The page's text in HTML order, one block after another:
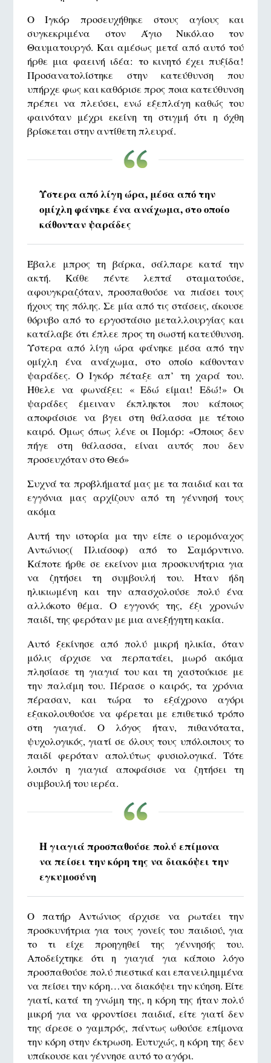
Ο Ιγκόρ προσευχήθηκε στους αγίους και
συγκεκριμένα στον Άγιο Νικόλαο τον
Θαυματουργό. Και αμέσως μετά από αυτό τού
ήρθε μια φαεινή ιδέα: το κινητό έχει πυξίδα!
Προσανατολίστηκε στην κατεύθυνση που
υπήρχε φως και καθόρισε προς ποια κατεύθυνση
πρέπει να πλεύσει, ενώ εξεπλάγη καθώς του
φαινόταν μέχρι εκείνη τη στιγμή ότι η όχθη
βρίσκεται στην αντίθετη πλευρά.
Ύστερα από λίγη ώρα, μέσα από την
ομίχλη φάνηκε ένα ανάχωμα, στο οποίο
κάθονταν ψαράδες
Έβαλε μπρος τη βάρκα, σάλπαρε κατά την
ακτή. Κάθε πέντε λεπτά σταματούσε,
αφουγκραζόταν, προσπαθούσε να πιάσει τους
ήχους της πόλης. Σε μία από τις στάσεις, άκουσε
θόρυβο από το εργοστάσιο μεταλλουργίας και
κατάλαβε ότι έπλεε προς τη σωστή κατεύθυνση.
Ύστερα από λίγη ώρα φάνηκε μέσα από την
ομίχλη ένα ανάχωμα, στο οποίο κάθονταν
ψαράδες. Ο Ιγκόρ πέταξε απ’ τη χαρά του.
Ήθελε να φωνάξει: « Εδώ είμαι! Εδώ!» Οι
ψαράδες έμειναν έκπληκτοι που κάποιος
αποφάσισε να βγει στη θάλασσα με τέτοιο
καιρό. Όμως όπως λένε οι Πομόρ: «Όποιος δεν
πήγε στη θάλασσα, είναι αυτός που δεν
προσευχόταν στο Θεό»
Συχνά τα προβλήματά μας με τα παιδιά και τα
εγγόνια μας αρχίζουν από τη γέννησή τους
ακόμα
Αυτή την ιστορία μα την είπε ο ιερομόναχος
Αντώνιος( Πλιάσοφ) από το Σαμόρντινο.
Κάποτε ήρθε σε εκείνον μια προσκυνήτρια για
να ζητήσει τη συμβουλή του. Ήταν ήδη
ηλικιωμένη και την απασχολούσε πολύ ένα
αλλόκοτο θέμα. Ο εγγονός της, έξι χρονών
παιδί, της φερόταν με μια ανεξήγητη κακία.
Αυτό ξεκίνησε από πολύ μικρή ηλικία, όταν
μόλις άρχισε να περπατάει, μωρό ακόμα
πλησίασε τη γιαγιά του και τη χαστούκισε με
την παλάμη του. Πέρασε ο καιρός, τα χρόνια
πέρασαν, και τώρα το εξάχρονο αγόρι
εξακολουθούσε να φέρεται με επιθετικό τρόπο
στη γιαγιά. Ο λόγος ήταν, πιθανότατα,
ψυχολογικός, γιατί σε όλους τους υπόλοιπους το
παιδί φερόταν απολύτως φυσιολογικά. Τότε
λοιπόν η γιαγιά αποφάσισε να ζητήσει τη
συμβουλή του ιερέα.
Η γιαγιά προσπαθούσε πολύ επίμονα
να πείσει την κόρη της να διακόψει την
εγκυμοσύνη
Ο πατήρ Αντώνιος άρχισε να ρωτάει την
προσκυνήτρια για τους γονείς του παιδιού, για
το τι είχε προηγηθεί της γέννησής του.
Αποδείχτηκε ότι η γιαγιά για κάποιο λόγο
προσπαθούσε πολύ πιεστικά και επανειλημμένα
να πείσει την κόρη…να διακόψει την κύηση. Είτε
γιατί, κατά τη γνώμη της, η κόρη της ήταν πολύ
μικρή για να φροντίσει παιδιά, είτε γιατί δεν
της άρεσε ο γαμπρός, πάντως ωθούσε επίμονα
την κόρη στην έκτρωση. Ευτυχώς, η κόρη της δεν
υπάκουσε και γέννησε αυτό το αγόρι.